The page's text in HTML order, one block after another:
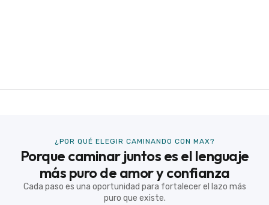
¿POR QUÉ ELEGIR CAMINANDO CON MAX?
Porque caminar juntos es el lenguaje
más puro de amor y confianza
Cada paso es una oportunidad para fortalecer el lazo más
puro que existe.